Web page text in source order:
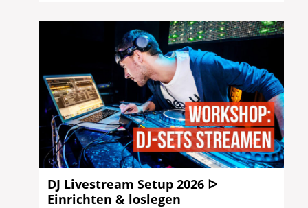
DJ Livestream Setup 2026 ᐅ
Einrichten & loslegen